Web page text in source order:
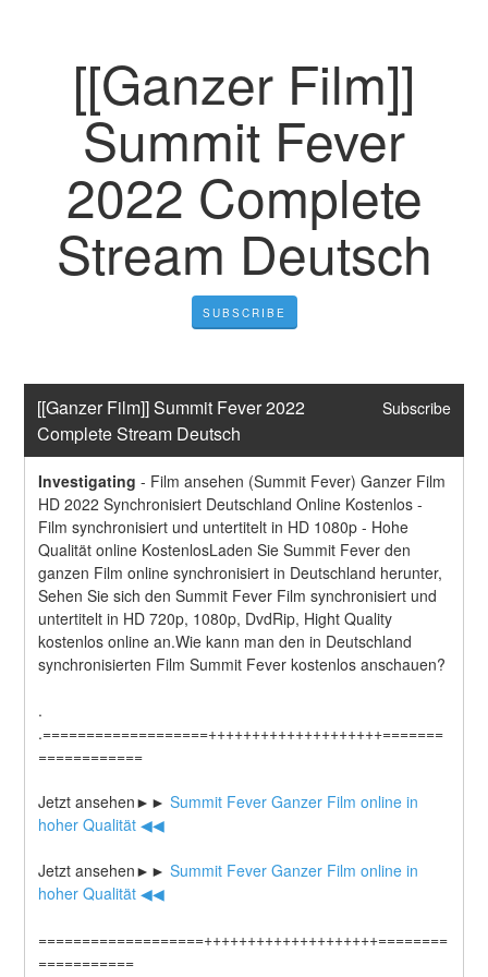
[[Ganzer Film]]
Summit Fever
2022 Complete
Stream Deutsch
SUBSCRIBE
[[Ganzer Film]] Summit Fever 2022
Complete Stream Deutsch
Subscribe
Investigating - Film ansehen (Summit Fever) Ganzer Film
HD 2022 Synchronisiert Deutschland Online Kostenlos -
Film synchronisiert und untertitelt in HD 1080p - Hohe
Qualität online KostenlosLaden Sie Summit Fever den
ganzen Film online synchronisiert in Deutschland herunter,
Sehen Sie sich den Summit Fever Film synchronisiert und
untertitelt in HD 720p, 1080p, DvdRip, Hight Quality
kostenlos online an.Wie kann man den in Deutschland
synchronisierten Film Summit Fever kostenlos anschauen?
.
.===================++++++++++++++++++++=======
============
Jetzt ansehen►► Summit Fever Ganzer Film online in
hoher Qualität ◀◀
Jetzt ansehen►► Summit Fever Ganzer Film online in
hoher Qualität ◀◀
===================++++++++++++++++++++========
===========